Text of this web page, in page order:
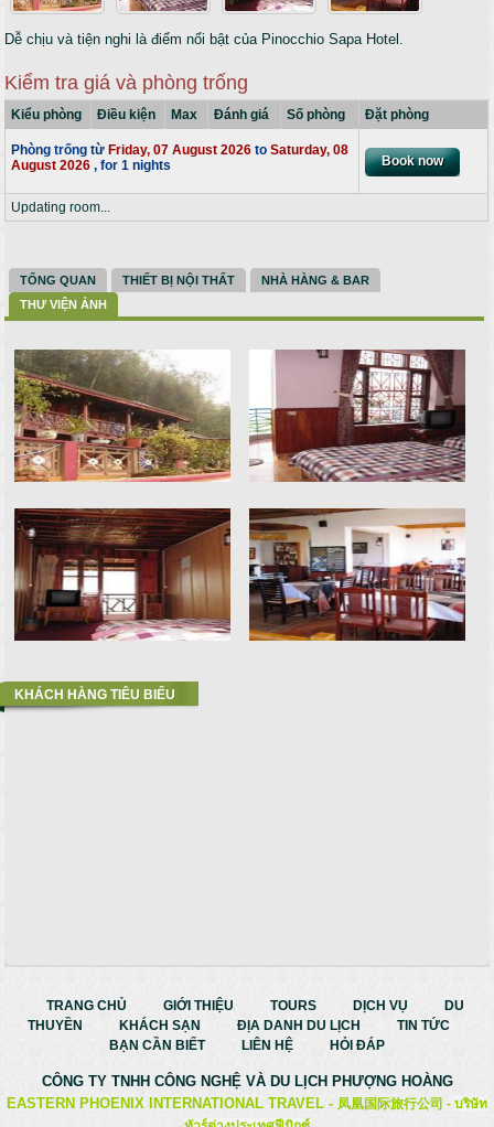
Dễ chịu và tiện nghi là điểm nổi bật của Pinocchio Sapa Hotel.
Kiểm tra giá và phòng trống
Kiểu phòng Điều kiện Max Đánh giá Số phòng Đặt phòng
Phòng trống từ Friday, 07 August 2026toSaturday, 08
August 2026, for 1 nights
Updating room...
TỔNG QUAN THIẾT BỊ NỘI THẤT
NHÀ HÀNG & BAR
THƯ VIỆN ẢNH
KHÁCH HÀNG TIÊU BIỂU
TRANG CHỦ GIỚI THIỆU TOURS DỊCH VỤ
DU
THUYỀN
KHÁCH SẠN ĐỊA DANH DU LỊCH
TIN TỨC
BẠN CẦN BIẾT
LIÊN HỆ HỎI ĐÁP
CÔNG TY TNHH CÔNG NGHỆ VÀ DU LỊCH PHƯỢNG HOÀNG
EASTERN PHOENIX INTERNATIONAL TRAVEL - 凤凰国际旅行公司 - บริษัท